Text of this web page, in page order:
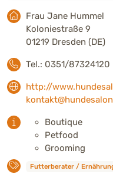
Frau Jane Hummel
Koloniestraße 9
01219 Dresden (DE)
Tel.: 0351/87324120
http://
Boutique
Petfood
Grooming
Futterberater /